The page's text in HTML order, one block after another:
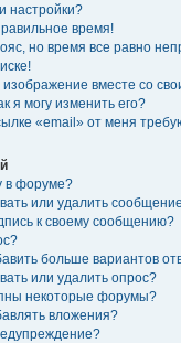
настройки?
время!
но время все равно
изображение вместе со
я могу изменить его?
«email» от меня
в форуме?
или удалить
к своему сообщению?
больше вариантов
или удалить опрос?
некоторые форумы?
вложения?